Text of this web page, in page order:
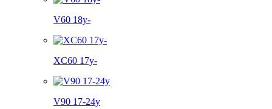
V60 18y-
XC60 17y-
V90 17-24y